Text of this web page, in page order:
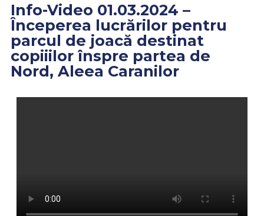
Info-Video 01.03.2024 –
Începerea lucrărilor pentru
parcul de joacă destinat
copiiilor înspre partea de
Nord, Aleea Caranilor